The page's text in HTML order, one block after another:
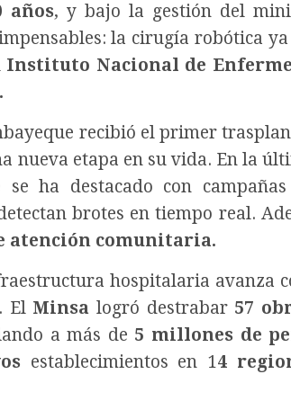
años, y bajo la gestión del
la cirugía robótica
Instituto Nacional de
recibió el primer
nueva etapa en su vida. En la
se ha destacado con
brotes en tiempo real.
atención comunitaria.
hospitalaria avanza
El Minsa logró destrabar 57
a más de 5 millones de
establecimientos en 14